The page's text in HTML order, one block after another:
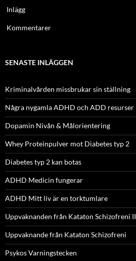
Inlägg
Kommentarer
SENASTE INLÄGGEN
Kriminalvården missbrukar sin ställning
Några nygamla ADHD och ADD resurser
Dopamin Nivån & Målorientering
Whey Proteinpulver mot Diabetes typ 2
Diabetes typ 2 kan botas
ADHD Medicin fungerar
ADHD Mitt liv är en torktumlare
Uppvaknanden från Kataton Schizofreni II
Uppvaknande från Kataton Schizofreni
Psykos Varningstecken